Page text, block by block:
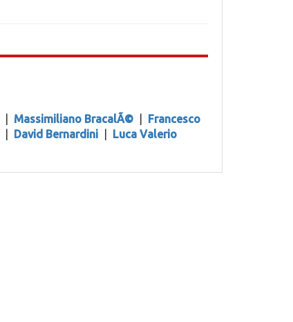
Massimiliano BracalÃ©
Francesco
David Bernardini
Luca Valerio